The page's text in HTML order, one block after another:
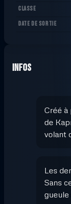
CLASSE
DATE DE SORTIE
Infos
Créé à
de
volant
Les
Sans
gueule